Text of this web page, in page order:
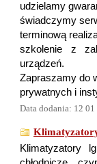
udzielamy
świadczymy
terminową
szkolenie z
urządzeń.
Zapraszamy do
prywatnych i
Data dodania: 12
Klimatyzatory